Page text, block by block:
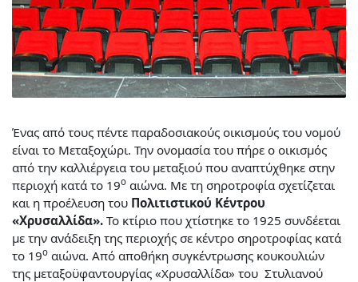
Ένας από τους πέντε παραδοσιακούς οικισμούς του νομού
είναι το Μεταξοχώρι. Την ονομασία του πήρε ο οικισμός
από την καλλιέργεια του μεταξιού που αναπτύχθηκε στην
περιοχή κατά το 19ο αιώνα. Με τη σηροτροφία σχετίζεται
και η προέλευση του Πολιτιστικού Κέντρου
«Χρυσαλλίδα». Το κτίριο που χτίστηκε το 1925 συνδέεται
με την ανάδειξη της περιοχής σε κέντρο σηροτροφίας κατά
το 19ο αιώνα. Από αποθήκη συγκέντρωσης κουκουλιών
της μεταξοϋφαντουργίας «Χρυσαλλίδα» του Στυλιανού